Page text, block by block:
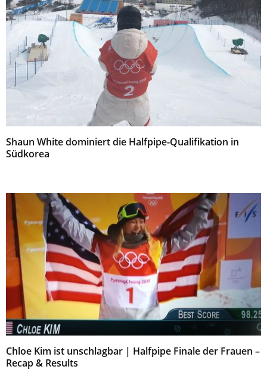
Shaun White dominiert die Halfpipe-Qualifikation in
Südkorea
Chloe Kim ist unschlagbar | Halfpipe Finale der Frauen –
Recap & Results